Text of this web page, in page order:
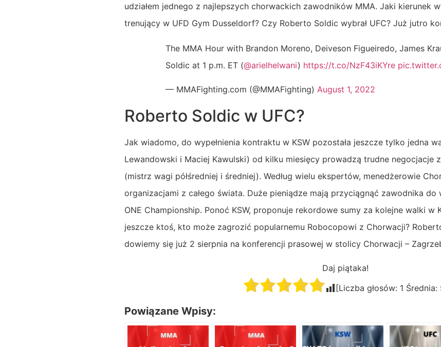
udziałem jednego z najlepszych chorwackich zawodników MMA. Jaki kierunek
trenujący w UFD Gym Dusseldorf? Czy Roberto Soldic wybrał UFC? Już jutro
The MMA Hour with Brandon Moreno, Deiveson Figueiredo, James
Soldic at 1 p.m. ET (@arielhelwani) https://t.co/NzF43iKYre
— MMAFighting.com (@MMAFighting) August 1, 2022
Roberto Soldic w UFC?
Jak wiadomo, do wypełnienia kontraktu w KSW pozostała jeszcze tylko jedna
Lewandowski i Maciej Kawulski) od kilku miesięcy prowadzą trudne negocjacje
(mistrz wagi półśredniej i średniej). Według wielu ekspertów, menedżerowie
organizacjami z całego świata. Duże pieniądze mają przyciągnąć zawodnika
ONE Championship. Ponoć KSW, proponuje rekordowe sumy za kolejne walki w
jeszcze ktoś, kto może zagrozić popularnemu Robocopowi z Chorwacji?
dowiemy się już 2 sierpnia na konferencji prasowej w stolicy Chorwacji –
Daj piątaka!
[Liczba głosów: 1 Średnia:
Powiązane Wpisy: